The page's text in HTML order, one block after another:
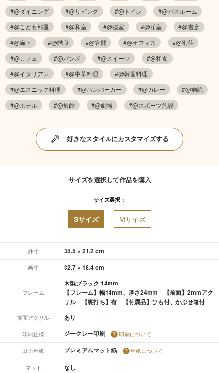
#@ダイニング
#@リビング #@トイレ
#@バスルーム
#@こども部屋
#@和室 #@寝室 #@洋室
#@書斎
#@廊下
#@階段 #@客間 #@オフィス
#@別荘
#@カフェ
#@パン屋 #@スイーツ
#@和食
#@イタリアン
#@中華料理
#@韓国料理
#@エスニック料理
#@ハンバーガー #@カレー
#@病院
#@ホテル
#@旅館 #@劇場 #@スポーツ施設
好きなスタイルにカスタマイズする
サイズを選択して作品を購入
サイズ選択：
Sサイズ Mサイズ
外寸 35.5 × 21.2 cm
画寸 32.7 × 18.4 cm
フレーム
木製ブラック 14mm
【フレーム】幅14mm、厚さ24mm 【前面】2mmアク
リル 【裏打ち】有 【付属品】ひも付、かぶせ箱付
前面アクリル あり
印刷仕様 ジークレー印刷 印刷について
出力用紙 プレミアムマット紙 用紙について
マット なし